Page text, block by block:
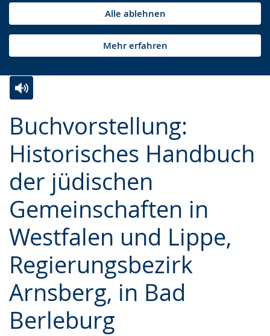
Alle ablehnen
Mehr erfahren
Buchvorstellung:
Historisches Handbuch
der jüdischen
Gemeinschaften in
Westfalen und Lippe,
Regierungsbezirk
Arnsberg, in Bad
Berleburg
Leichten
Sprache
wechseln.
Audio-
Unterstützung.
Video
in
Deutscher
Gebärdensprache
angezeigt.